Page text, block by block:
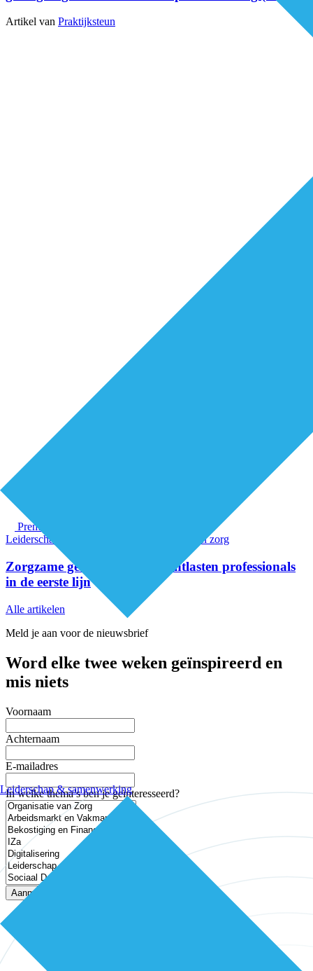
Leiderschap & samenwerking
Artikel van Praktijksteun
Premium
Leiderschap & samenwerking
Organisatie van zorg
Zorgzame gemeenschappen ontlasten professionals
in de eerste lijn
Alle artikelen
Meld je aan voor de nieuwsbrief
Word elke twee weken geïnspireerd en
mis niets
Voornaam
Achternaam
E-mailadres
In welke thema’s ben je geïnteresseerd?
Aanmelden